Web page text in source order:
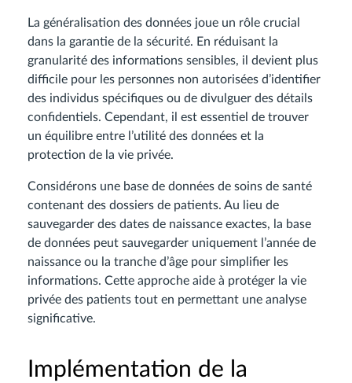
La généralisation des données joue un rôle crucial
dans la garantie de la sécurité. En réduisant la
granularité des informations sensibles, il devient plus
difficile pour les personnes non autorisées d’identifier
des individus spécifiques ou de divulguer des détails
confidentiels. Cependant, il est essentiel de trouver
un équilibre entre l’utilité des données et la
protection de la vie privée.
Considérons une base de données de soins de santé
contenant des dossiers de patients. Au lieu de
sauvegarder des dates de naissance exactes, la base
de données peut sauvegarder uniquement l’année de
naissance ou la tranche d’âge pour simplifier les
informations. Cette approche aide à protéger la vie
privée des patients tout en permettant une analyse
significative.
Implémentation de la